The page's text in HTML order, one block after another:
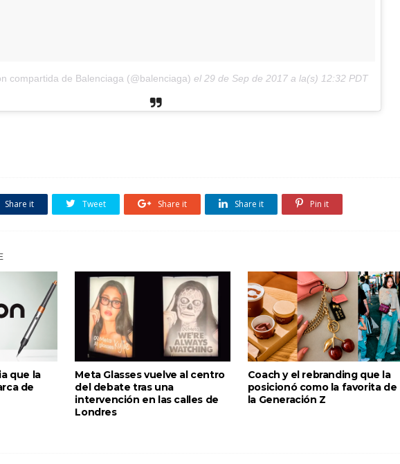
compartida de Balenciaga (@balenciaga) el 29 de Sep de 2017 a la(s) 12:32 PDT
Share it Tweet Share it Share it Pin it
que la
de
Meta Glasses vuelve al centro
del debate tras una
intervención en las calles de
Londres
Coach y el rebranding que la
posicionó como la favorita de
la Generación Z